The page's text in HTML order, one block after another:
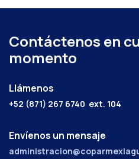
Contáctenos en
momento
Llámenos
+52 (871) 267 6740 ext. 104
Envíenos un mensaje